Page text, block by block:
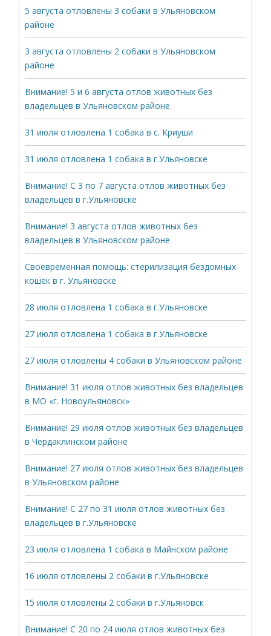
5 августа отловлены 3 собаки в Ульяновском
районе
3 августа отловлены 2 собаки в Ульяновском
районе
Внимание! 5 и 6 августа отлов животных без
владельцев в Ульяновском районе
31 июля отловлена 1 собака в с. Криуши
31 июля отловлена 1 собака в г.Ульяновске
Внимание! С 3 по 7 августа отлов животных без
владельцев в г.Ульяновске
Внимание! 3 августа отлов животных без
владельцев в Ульяновском районе
Своевременная помощь: стерилизация бездомных
кошек в г. Ульяновске
28 июля отловлена 1 собака в г.Ульяновске
27 июля отловлена 1 собака в г.Ульяновске
27 июля отловлены 4 собаки в Ульяновском районе
Внимание! 31 июля отлов животных без владельцев
в МО «г. Новоульяновск»
Внимание! 29 июля отлов животных без владельцев
в Чердаклинском районе
Внимание! 27 июля отлов животных без владельцев
в Ульяновском районе
Внимание! С 27 по 31 июля отлов животных без
владельцев в г.Ульяновске
23 июля отловлена 1 собака в Майнском районе
16 июля отловлены 2 собаки в г.Ульяновске
15 июля отловлены 2 собаки в г.Ульяновск
Внимание! С 20 по 24 июля отлов животных без